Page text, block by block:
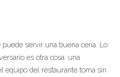
servir una buena cena. Lo
es otra cosa: una
equipo del restaurante toma sin